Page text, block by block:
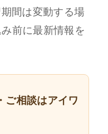
間は変動する場
前に最新情報を
ご相談はアイワ